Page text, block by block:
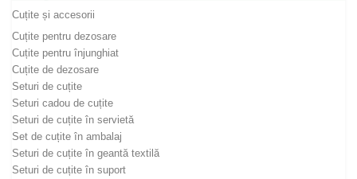
Cuțite și accesorii
Cuțite pentru dezosare
Cuțite pentru înjunghiat
Cuțite de dezosare
Seturi de cuțite
Seturi cadou de cuțite
Seturi de cuțite în servietă
Set de cuțite în ambalaj
Seturi de cuțite în geantă textilă
Seturi de cuțite în suport